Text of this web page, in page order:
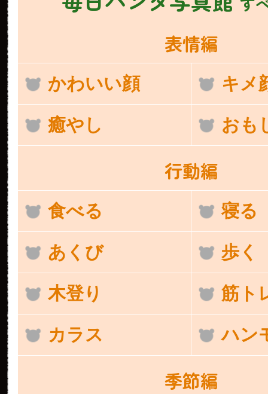
表情編
かわいい顔 キメ
癒やし おも
行動編
食べる 寝る
あくび 歩く
木登り 筋ト
カラス ハン
季節編